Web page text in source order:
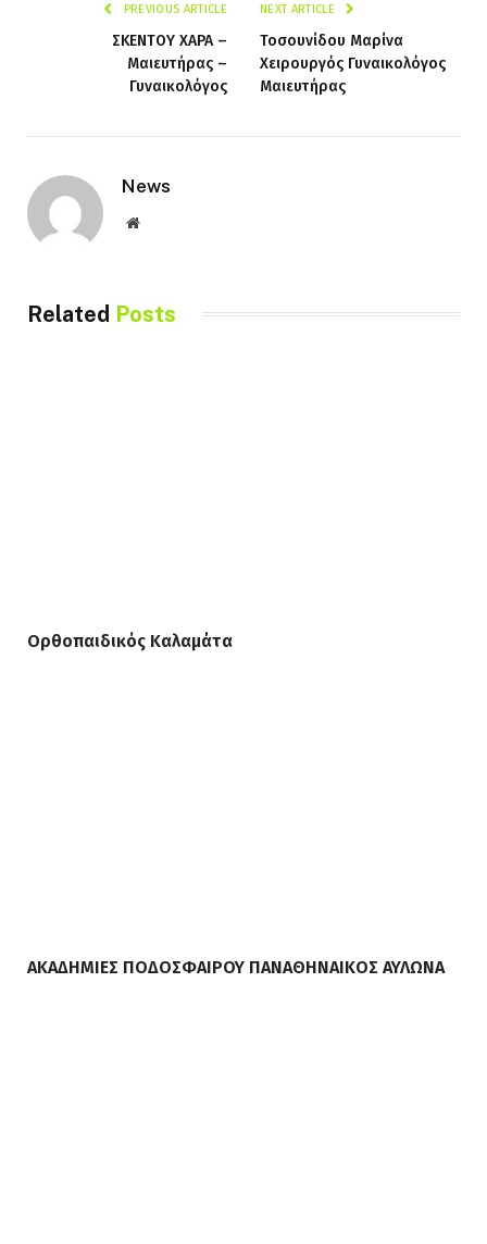
PREVIOUS ARTICLE
ΣΚΕΝΤΟΥ ΧΑΡΑ –
Μαιευτήρας –
Γυναικολόγος
NEXT ARTICLE
Τοσουνίδου Μαρίνα
Χειρουργός Γυναικολόγος
Μαιευτήρας
News
Website
Related Posts
Ορθοπαιδικός Καλαμάτα
ΑΚΑΔΗΜΙΕΣ ΠΟΔΟΣΦΑΙΡΟΥ ΠΑΝΑΘΗΝΑΙΚΟΣ ΑΥΛΩΝΑ